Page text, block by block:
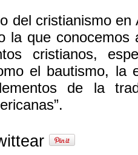
del cristianismo
la que conocemos
cristianos,
el bautismo, la
de la